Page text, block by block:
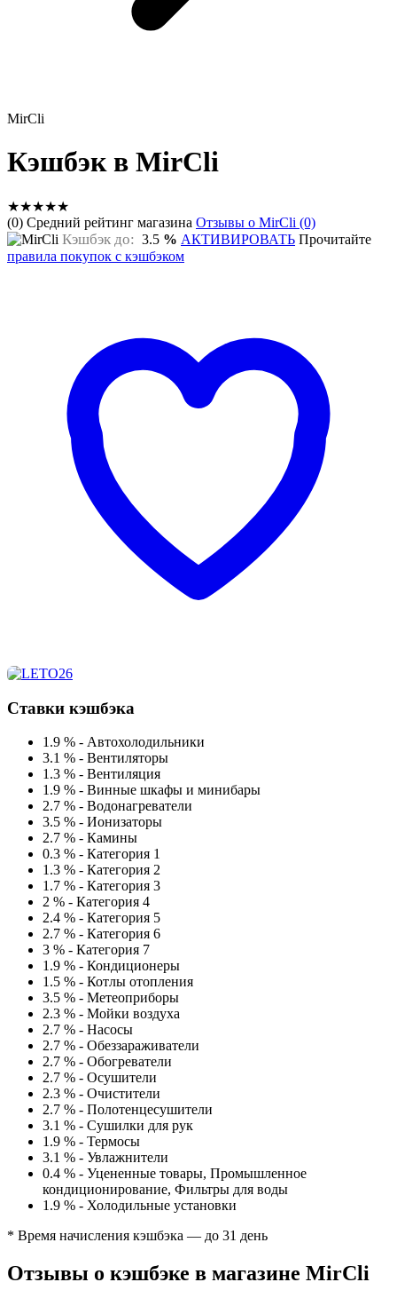
MirCli
Кэшбэк в MirCli
★★★★★
(0) Средний рейтинг магазина Отзывы о MirCli (0)
Кэшбэк до: 3.5 % АКТИВИРОВАТЬ Прочитайте
правила покупок с кэшбэком
Ставки кэшбэка
1.9 % - Автохолодильники
3.1 % - Вентиляторы
1.3 % - Вентиляция
1.9 % - Винные шкафы и минибары
2.7 % - Водонагреватели
3.5 % - Ионизаторы
2.7 % - Камины
0.3 % - Категория 1
1.3 % - Категория 2
1.7 % - Категория 3
2 % - Категория 4
2.4 % - Категория 5
2.7 % - Категория 6
3 % - Категория 7
1.9 % - Кондиционеры
1.5 % - Котлы отопления
3.5 % - Метеоприборы
2.3 % - Мойки воздуха
2.7 % - Насосы
2.7 % - Обеззараживатели
2.7 % - Обогреватели
2.7 % - Осушители
2.3 % - Очистители
2.7 % - Полотенцесушители
3.1 % - Сушилки для рук
1.9 % - Термосы
3.1 % - Увлажнители
0.4 % - Уцененные товары, Промышленное
кондиционирование, Фильтры для воды
1.9 % - Холодильные установки
* Время начисления кэшбэка — до 31 день
Отзывы о кэшбэке в магазине MirCli